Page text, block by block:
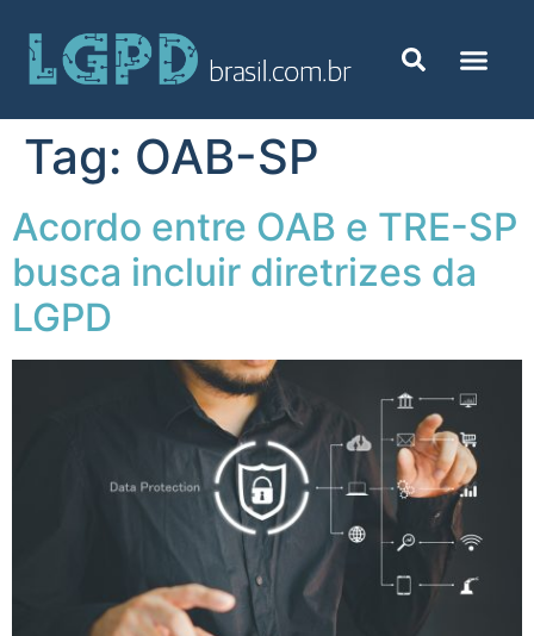
Tag: OAB-SP
Acordo entre OAB e TRE-SP
busca incluir diretrizes da
LGPD